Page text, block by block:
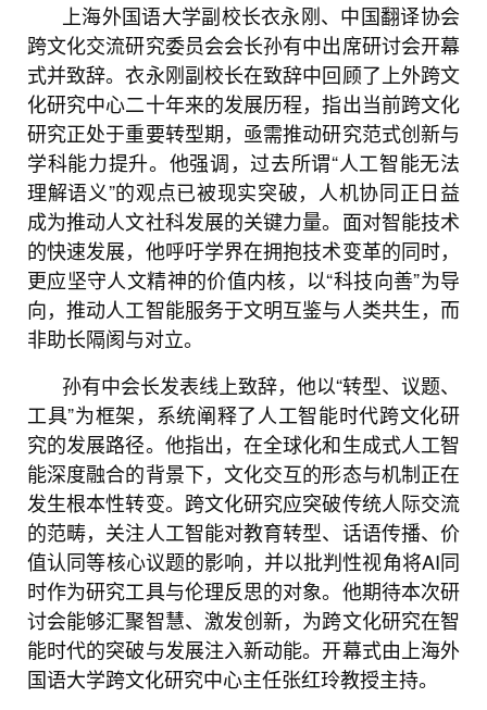
上海外国语大学副校长衣永刚、中国翻译协会
跨文化交流研究委员会会长孙有中出席研讨会开幕
式并致辞。衣永刚副校长在致辞中回顾了上外跨文
化研究中心二十年来的发展历程，指出当前跨文化
研究正处于重要转型期，亟需推动研究范式创新与
学科能力提升。他强调，过去所谓“人工智能无法
理解语义”的观点已被现实突破，人机协同正日益
成为推动人文社科发展的关键力量。面对智能技术
的快速发展，他呼吁学界在拥抱技术变革的同时，
更应坚守人文精神的价值内核，以“科技向善”为导
向，推动人工智能服务于文明互鉴与人类共生，而
非助长隔阂与对立。
孙有中会长发表线上致辞，他以“转型、议题、
工具”为框架，系统阐释了人工智能时代跨文化研
究的发展路径。他指出，在全球化和生成式人工智
能深度融合的背景下，文化交互的形态与机制正在
发生根本性转变。跨文化研究应突破传统人际交流
的范畴，关注人工智能对教育转型、话语传播、价
值认同等核心议题的影响，并以批判性视角将AI同
时作为研究工具与伦理反思的对象。他期待本次研
讨会能够汇聚智慧、激发创新，为跨文化研究在智
能时代的突破与发展注入新动能。 开幕式由上海外
国语大学跨文化研究中心主任张红玲教授主持。